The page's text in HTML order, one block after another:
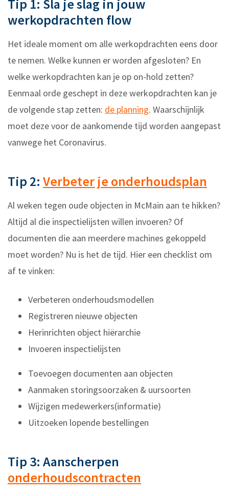
Tip 1: Sla je slag in jouw
werkopdrachten flow
Het ideale moment om alle werkopdrachten eens door
te nemen. Welke kunnen er worden afgesloten? En
welke werkopdrachten kan je op on-hold zetten?
Eenmaal orde geschept in deze werkopdrachten kan je
de volgende stap zetten: de planning. Waarschijnlijk
moet deze voor de aankomende tijd worden aangepast
vanwege het Coronavirus.
Tip 2: Verbeter je onderhoudsplan
Al weken tegen oude objecten in McMain aan te hikken?
Altijd al die inspectielijsten willen invoeren? Of
documenten die aan meerdere machines gekoppeld
moet worden? Nu is het de tijd. Hier een checklist om
af te vinken:
Verbeteren onderhoudsmodellen
Registreren nieuwe objecten
Herinrichten object hiërarchie
Invoeren inspectielijsten
Toevoegen documenten aan objecten
Aanmaken storingsoorzaken & uursoorten
Wijzigen medewerkers(informatie)
Uitzoeken lopende bestellingen
Tip 3: Aanscherpen
onderhoudscontracten